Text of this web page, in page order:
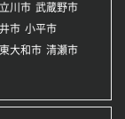
立川市 武蔵野市
市 小平市
東大和市 清瀬市